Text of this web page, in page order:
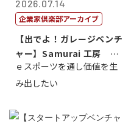
2026.07.14
企業家倶楽部アーカイブ
【出でよ！ガレージベンチ
ャー】Samurai 工房 代
表取締...
ｅスポーツを通し価値を生
み出したい